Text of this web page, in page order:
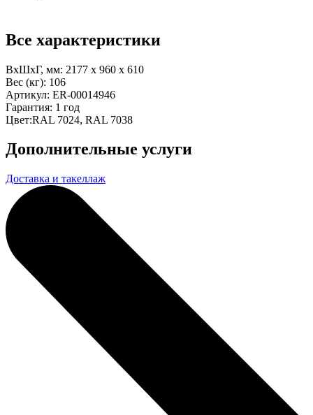
Все характеристики
ВхШхГ, мм: 2177 x 960 x 610
Вес (кг): 106
Артикул: ER-00014946
Гарантия: 1 год
Цвет:RAL 7024, RAL 7038
Дополнительные услуги
Доставка и такеллаж